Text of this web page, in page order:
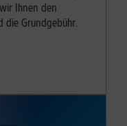
Ihnen den
die Grundgebühr.